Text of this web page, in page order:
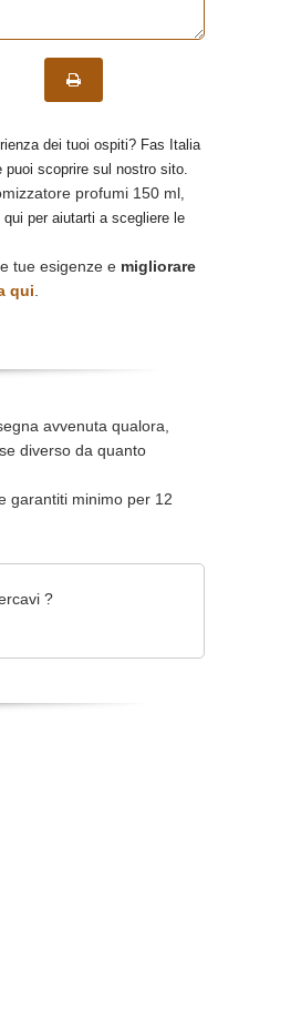
dei tuoi ospiti? Fas Italia
scoprire sul nostro sito.
profumi 150 ml,
qui per aiutarti a scegliere le
tue esigenze e migliorare
qui
avvenuta qualora,
diverso da quanto
garantiti minimo per 12
?